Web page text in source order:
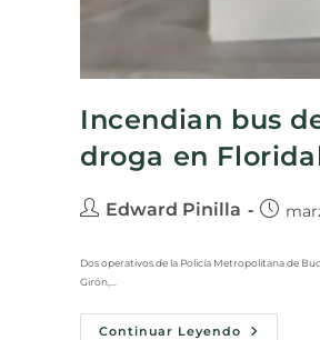
Incendian bus
droga en
Edward Pinilla
Dos operativos de la Policía Metropolitana de
Girón,…
Continuar Leyendo